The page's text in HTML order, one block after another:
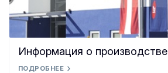
Информация о производстве
ПОДРОБНЕЕ